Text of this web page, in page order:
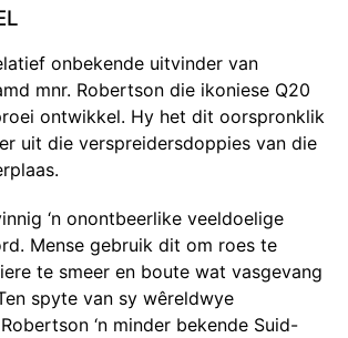
onbekende uitvinder van
mnr. Robertson die ikoniese Q20
ontwikkel. Hy het dit oorspronklik
uit die verspreidersdoppies van die
‘n onontbeerlike veeldoelige
Mense gebruik dit om roes te
te smeer en boute wat vasgevang
spyte van sy wêreldwye
‘n minder bekende Suid-